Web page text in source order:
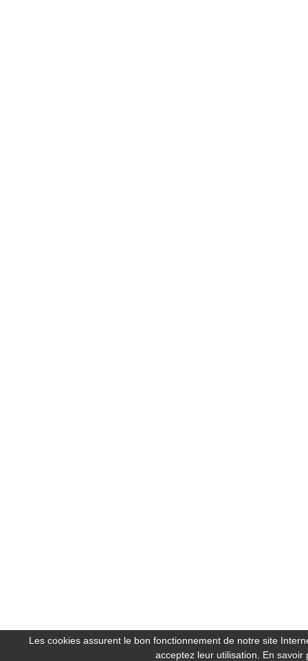
Les cookies assurent le bon fonctionnement de notre site
acceptez leur utilisation. En savoir